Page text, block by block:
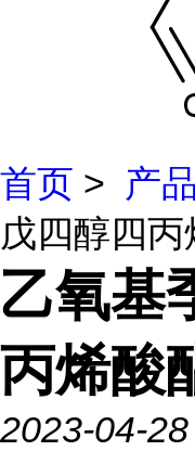
首页 > 产
戊四醇四丙
乙氧基
丙烯酸
2023-04-28